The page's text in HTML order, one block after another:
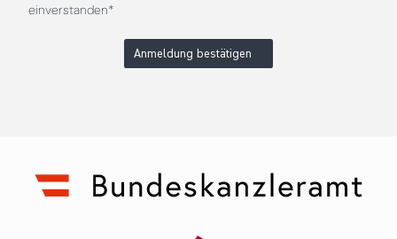
einverstanden*
Anmeldung bestätigen